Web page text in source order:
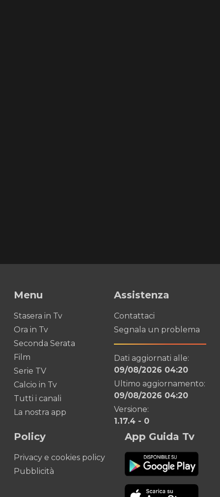
Menu
Stasera in Tv
Ora in Tv
Seconda Serata
Film
Serie TV
Calcio in Tv
Tutti i canali
La nostra app
Assistenza
Contattaci
Segnala un problema
Dati aggiornati alle:
09/08/2026 04:20
Ultimo aggiornamento:
09/08/2026 04:20
Versione:
1.17.4 - 0
Policy
Privacy e cookies policy
Pubblicità
App Guida Tv